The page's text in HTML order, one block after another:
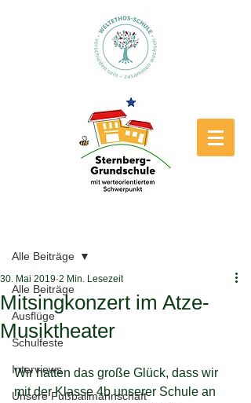
Alle Beiträge
Ausflüge
Schulfeste
Interviews
Unsere Fußballmannschaft
Alle Beiträge
Mitsingkonzert im Atze-
Musiktheater
30. Mai 2019 2 Min. Lesezeit
Wir hatten das große Glück, dass wir
mit der Klasse 4b unserer Schule an